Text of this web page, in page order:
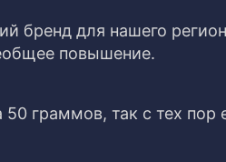
бренд для нашего
повышение.
граммов, так с тех